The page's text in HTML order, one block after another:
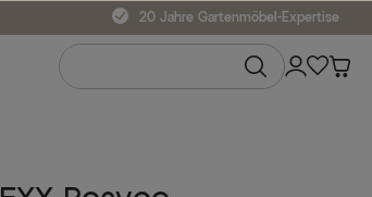
20 Jahre Gartenmöbel-Expertise